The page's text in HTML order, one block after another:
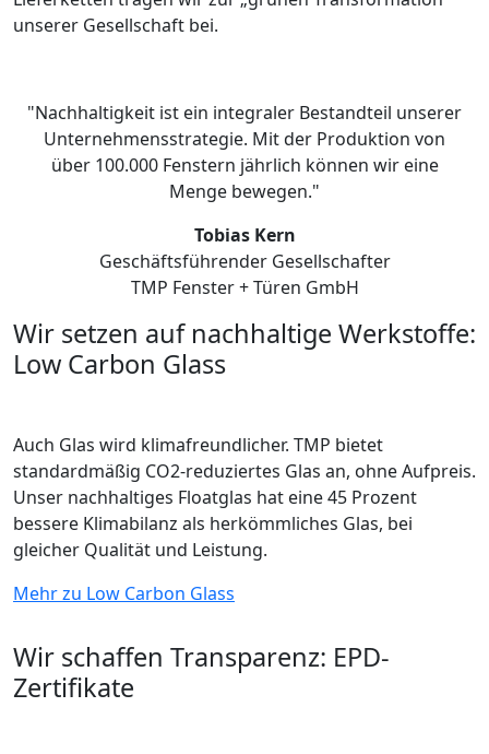
unserer Gesellschaft bei.
"Nachhaltigkeit ist ein integraler Bestandteil unserer
Unternehmensstrategie. Mit der Produktion von
über 100.000 Fenstern jährlich können wir eine
Menge bewegen."
Tobias Kern
Geschäftsführender Gesellschafter
TMP Fenster + Türen GmbH
Wir setzen auf nachhaltige Werkstoffe:
Low Carbon Glass
Auch Glas wird klimafreundlicher. TMP bietet
standardmäßig CO2-reduziertes Glas an, ohne Aufpreis.
Unser nachhaltiges Floatglas hat eine 45 Prozent
bessere Klimabilanz als herkömmliches Glas, bei
gleicher Qualität und Leistung.
Mehr zu Low Carbon Glass
Wir schaffen Transparenz: EPD-
Zertifikate